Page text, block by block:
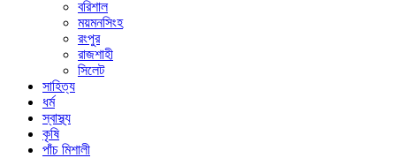
বরিশাল
ময়মনসিংহ
রংপুর
রাজশাহী
সিলেট
সাহিত্য
ধর্ম
স্বাস্থ্য
কৃষি
পাঁচ মিশালী